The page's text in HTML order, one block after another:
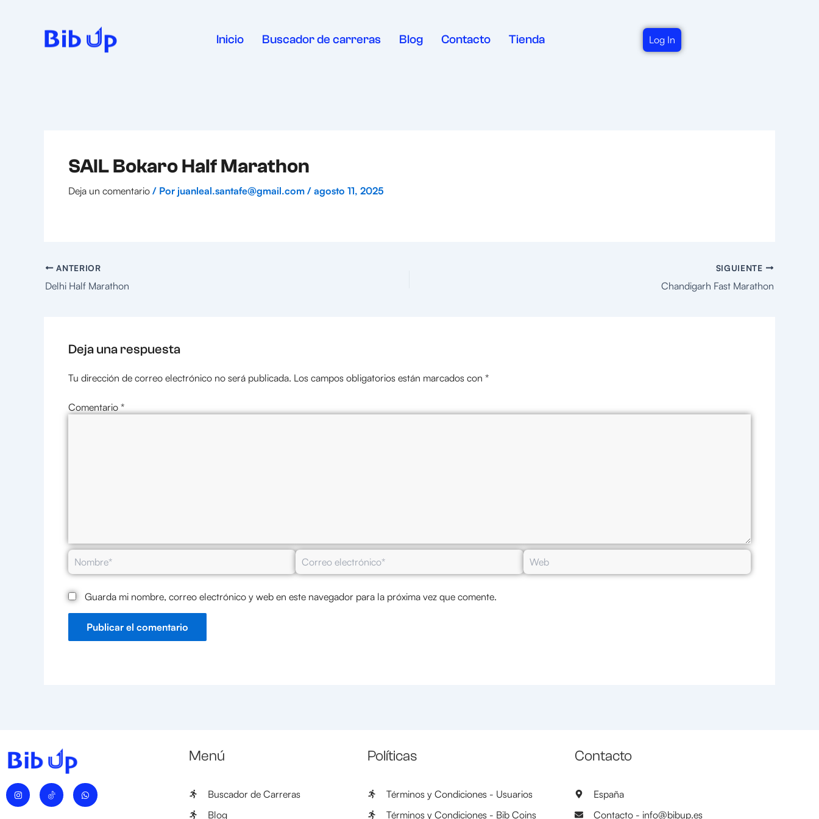
Inicio Buscador de carreras Blog Contacto Tienda Log In
SAIL Bokaro Half Marathon
Deja un comentario / Por juanleal.santafe@gmail.com / agosto 11, 2025
ANTERIOR
Delhi Half Marathon
SIGUIENTE
Chandigarh Fast Marathon
Deja una respuesta
Tu dirección de correo electrónico no será publicada. Los campos obligatorios están marcados con *
Comentario *
Nombre*
Correo
electrónico*
Web
Guarda mi nombre, correo electrónico y web en este navegador para la próxima vez que comente.
I
n
W
h
Menú
Buscador de Carreras
Blog
Políticas
Términos y Condiciones - Usuarios
Términos y Condiciones - Bib Coins
Contacto
España
Contacto - info@bibup.es